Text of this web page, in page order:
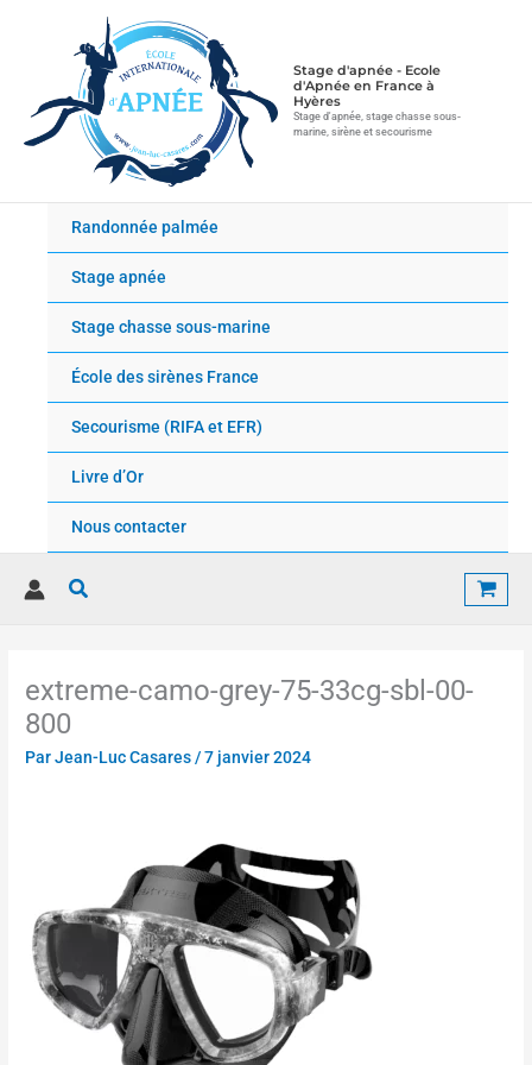
Stage d'apnée - Ecole
d'Apnée en France à
Hyères
Stage d'apnée, stage chasse sous-
marine, sirène et secourisme
Randonnée palmée
Stage apnée
Stage chasse sous-marine
École des sirènes France
Secourisme (RIFA et EFR)
Livre d’Or
Nous contacter
Rechercher
extreme-camo-grey-75-33cg-sbl-00-
800
ParJean-Luc Casares/7 janvier 2024